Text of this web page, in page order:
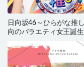
日向坂46～ひらがな推
向のバラエティ女王誕
(2021) BD蓝光原盘 43.7G